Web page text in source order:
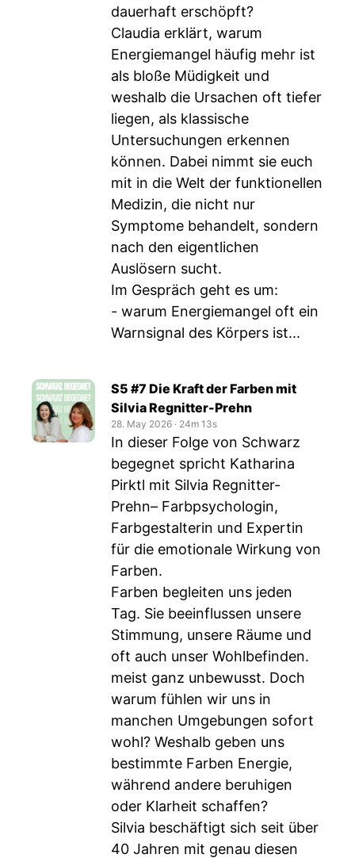
dauerhaft erschöpft?
Claudia erklärt, warum
Energiemangel häufig mehr ist
als bloße Müdigkeit und
weshalb die Ursachen oft tiefer
liegen, als klassische
Untersuchungen erkennen
können. Dabei nimmt sie euch
mit in die Welt der funktionellen
Medizin, die nicht nur
Symptome behandelt, sondern
nach den eigentlichen
Auslösern sucht.
Im Gespräch geht es um:
- warum Energiemangel oft ein
Warnsignal des Körpers ist...
S5 #7 Die Kraft der Farben mit
Silvia Regnitter-Prehn
28. May 2026 ‧ 24m 13s
In dieser Folge von Schwarz
begegnet spricht Katharina
Pirktl mit Silvia Regnitter-
Prehn– Farbpsychologin,
Farbgestalterin und Expertin
für die emotionale Wirkung von
Farben.
Farben begleiten uns jeden
Tag. Sie beeinflussen unsere
Stimmung, unsere Räume und
oft auch unser Wohlbefinden.
meist ganz unbewusst. Doch
warum fühlen wir uns in
manchen Umgebungen sofort
wohl? Weshalb geben uns
bestimmte Farben Energie,
während andere beruhigen
oder Klarheit schaffen?
Silvia beschäftigt sich seit über
40 Jahren mit genau diesen